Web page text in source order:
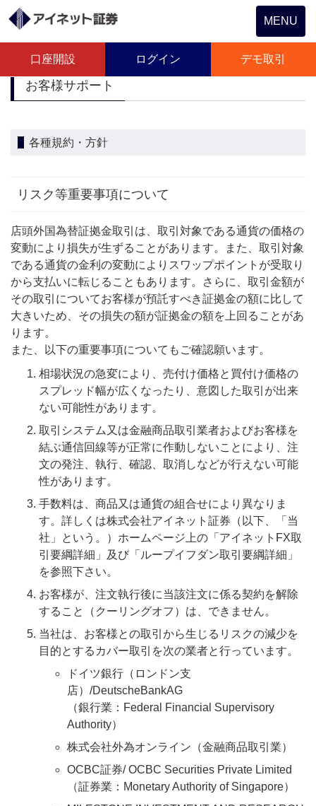
Toggle
navigation
MENU
口座開設 ログイン デモ取引
お客様サポート
各種規約・方針
リスク等重要事項について
店頭外国為替証拠金取引は、取引対象である通貨の価格の
変動により損失が生ずることがあります。また、取引対象
である通貨の金利の変動によりスワップポイントが受取り
から支払いに転じることもあります。さらに、取引金額が
その取引についてお客様が預託すべき証拠金の額に比して
大きいため、その損失の額が証拠金の額を上回ることがあ
ります。
また、以下の重要事項についてもご確認願います。
相場状況の急変により、売付け価格と買付け価格の
スプレッド幅が広くなったり、意図した取引が出来
ない可能性があります。
取引システム又は金融商品取引業者およびお客様を
結ぶ通信回線等が正常に作動しないことにより、注
文の発注、執行、確認、取消しなどが行えない可能
性があります。
手数料は、商品又は通貨の組合せにより異なりま
す。詳しくは株式会社アイネット証券（以下、「当
社」という。）ホームページ上の「アイネットFX取
引要綱詳細」及び「ループイフダン取引要綱詳細」
を参照下さい。
お客様が、注文執行後に当該注文に係る契約を解除
すること（クーリングオフ）は、できません。
当社は、お客様との取引から生じるリスクの減少を
目的とするカバー取引を次の業者と行っています。
ドイツ銀行（ロンドン支
店）/DeutscheBankAG
（銀行業：Federal Financial Supervisory
Authority）
株式会社外為オンライン（金融商品取引業）
OCBC証券/ OCBC Securities Private Limited
（証券業：Monetary Authority of Singapore）